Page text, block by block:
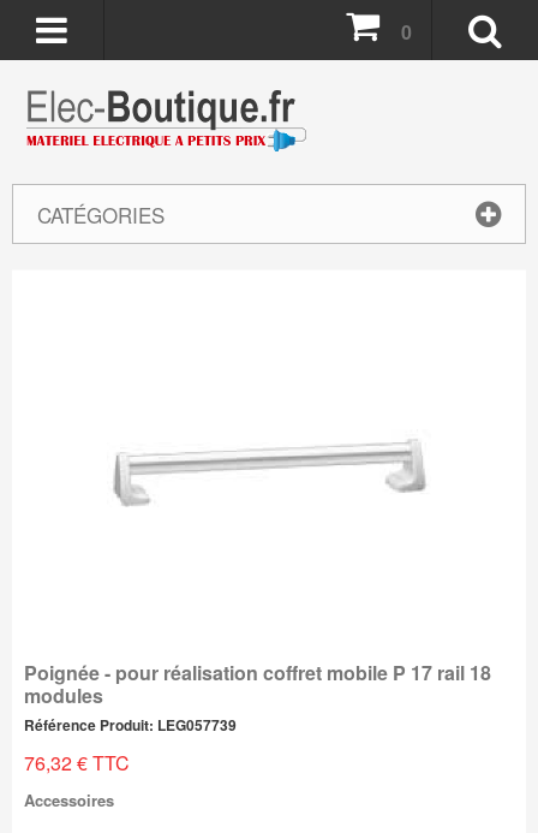
CATÉGORIES
0
Poignée - pour réalisation coffret mobile P 17 rail 18
modules
Référence Produit: LEG057739
76,32 € TTC
Accessoires